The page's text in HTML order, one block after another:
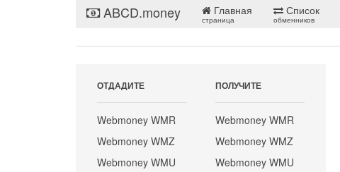
ABCD.money Главная
страница
Список
обменников
ОТДАДИТЕ
Webmoney WMR
Webmoney WMZ
Webmoney WMU
ПОЛУЧИТЕ
Webmoney WMR
Webmoney WMZ
Webmoney WMU